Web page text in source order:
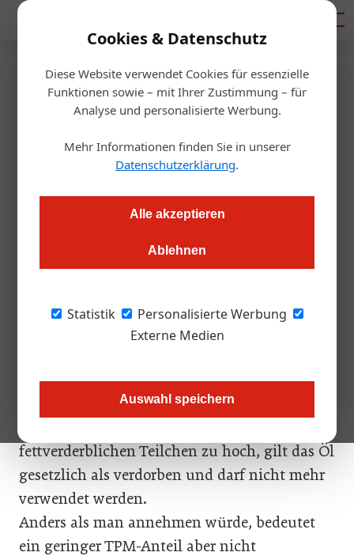
Cookies & Datenschutz
Diese Website verwendet Cookies für essenzielle
Funktionen sowie – mit Ihrer Zustimmung – für
Analyse und personalisierte Werbung.
Mehr Informationen finden Sie in unserer
Datenschutzerklärung.
Alle akzeptieren
Ablehnen
Statistik
Personalisierte Werbung
Externe Medien
Auswahl speichern
Startseite/Gastro & Hotel
Expertise zum richtigen
Umgang mit Frittieröl
Wer dachte, Frittieröl müsse bereits nach drei bis vier Tagen
entsorgt werden, lag lange Zeit richtig, doch heute trifft das
Die Qualität von Frittieröl wird, anders als oft
Geruchs gemessen, sondern anhand des
sogenannten „Total Polar Materials“, kurz
fettverderblichen Teilchen zu hoch, gilt das Öl
gesetzlich als verdorben und darf nicht mehr
verwendet werden.
Anders als man annehmen würde, bedeutet
ein geringer TPM-Anteil aber nicht